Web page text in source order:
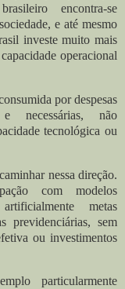
encontra-se
e até mesmo
investe muito mais
operacional
por despesas
necessárias, não
tecnológica ou
nessa direção.
com modelos
metas
previdenciárias, sem
ou investimentos
particularmente